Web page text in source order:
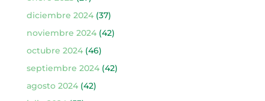
diciembre 2024(37)
noviembre 2024(42)
octubre 2024(46)
septiembre 2024(42)
agosto 2024(42)